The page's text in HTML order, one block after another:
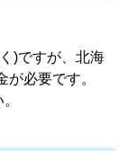
)ですが、北海
必要です。